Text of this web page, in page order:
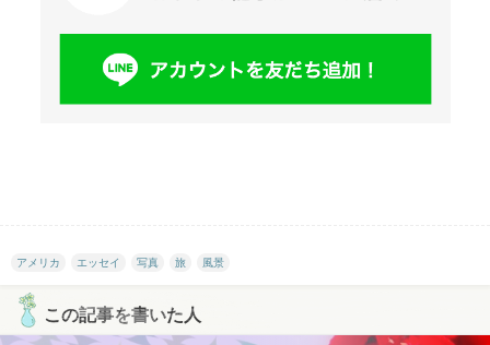
アメリカ エッセイ 写真 旅 風景
この記事を書いた人